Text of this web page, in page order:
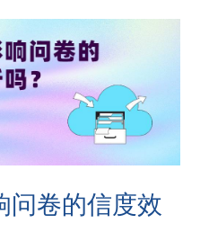
问卷的信度效